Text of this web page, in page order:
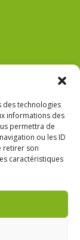
des technologies
informations des
permettra de
ou les ID
retirer son
caractéristiques
Réalisation